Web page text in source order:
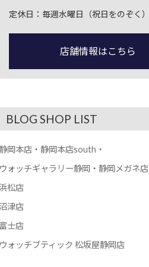
定休日：毎週水曜日（祝日をのぞく）
店舗情報はこちら
BLOG SHOP LIST
岡本店・静岡本店south・
ォッチギャラリー静岡・静岡メガネ店
松店
津店
士店
ォッチブティック 松坂屋静岡店